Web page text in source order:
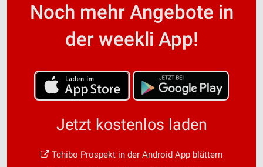
Noch mehr Angebote in
der weekli App!
Jetzt kostenlos laden
Tchibo Prospekt in der Android App blättern